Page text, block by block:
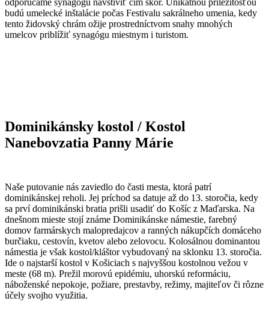
odporúčame synagógu navštíviť čím skôr. Unikátnou príležitosťou
budú umelecké inštalácie počas Festivalu sakrálneho umenia, kedy
tento židovský chrám ožije prostredníctvom snahy mnohých
umelcov priblížiť synagógu miestnym i turistom.
Dominikánsky kostol / Kostol
Nanebovzatia Panny Márie
Naše putovanie nás zaviedlo do časti mesta, ktorá patrí
dominikánskej reholi. Jej príchod sa datuje až do 13. storočia, kedy
sa prví dominikánski bratia prišli usadiť do Košíc z Maďarska. Na
dnešnom mieste stojí známe Dominikánske námestie, farebný
domov farmárskych malopredajcov a ranných nákupčích domáceho
burčiaku, cestovín, kvetov alebo zelovocu. Kolosálnou dominantou
námestia je však kostol/kláštor vybudovaný na sklonku 13. storočia.
Ide o najstarší kostol v Košiciach s najvyššou kostolnou vežou v
meste (68 m). Prežil morovú epidémiu, uhorskú reformáciu,
náboženské nepokoje, požiare, prestavby, režimy, majiteľov či rôzne
účely svojho využitia.